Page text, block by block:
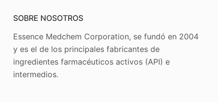
SOBRE NOSOTROS
Essence Medchem Corporation, se fundó en 2004
y es el de los principales fabricantes de
ingredientes farmacéuticos activos (API) e
intermedios.